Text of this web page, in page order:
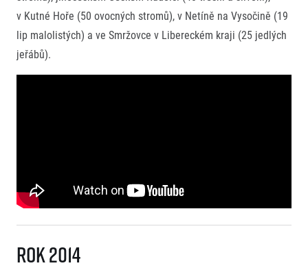
v Kutné Hoře (50 ovocných stromů), v Netíně na Vysočině (19
lip malolistých) a ve Smržovce v Libereckém kraji (25 jedlých
jeřábů).
Rok 2014